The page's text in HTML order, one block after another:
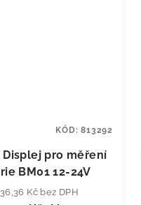
Displej pro měření
BM01 12-24V
Kč bez DPH
KÓD:813292